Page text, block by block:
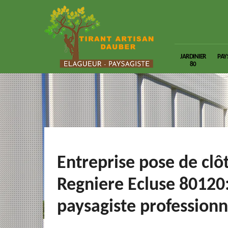
JARDINIER
80
Entreprise pose de
Regniere Ecluse
paysagiste